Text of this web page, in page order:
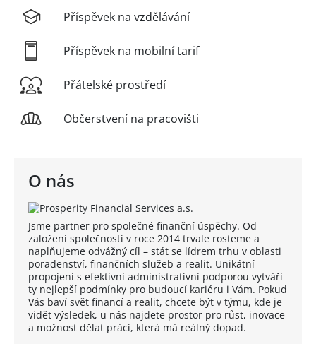
O nás
Jsme partner pro společné finanční úspěchy. Od
založení společnosti v roce 2014 trvale rosteme a
naplňujeme odvážný cíl – stát se lídrem trhu v oblasti
poradenství, finančních služeb a realit. Unikátní
propojení s efektivní administrativní podporou vytváří
ty nejlepší podmínky pro budoucí kariéru i Vám. Pokud
Vás baví svět financí a realit, chcete být v týmu, kde je
vidět výsledek, u nás najdete prostor pro růst, inovace
a možnost dělat práci, která má reálný dopad.
Příspěvek na vzdělávání
Příspěvek na mobilní tarif
Přátelské prostředí
Občerstvení na pracovišti